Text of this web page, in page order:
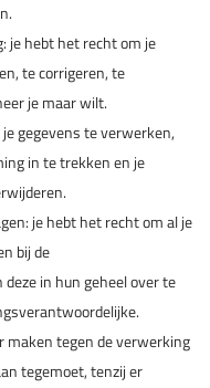
je hebt het recht om je
te corrigeren, te
je maar wilt.
gegevens te verwerken,
in te trekken en je
je hebt het recht om al je
bij de
in hun geheel over te
maken tegen de verwerking
tegemoet, tenzij er